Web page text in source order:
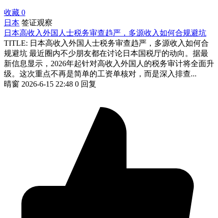
收藏 0
日本 签证观察
日本高收入外国人士税务审查趋严，多源收入如何合规避坑
TITLE: 日本高收入外国人士税务审查趋严，多源收入如何合
规避坑 最近圈内不少朋友都在讨论日本国税厅的动向。据最
新信息显示，2026年起针对高收入外国人的税务审计将全面升
级。这次重点不再是简单的工资单核对，而是深入排查...
晴窗 2026-6-15 22:48 0 回复